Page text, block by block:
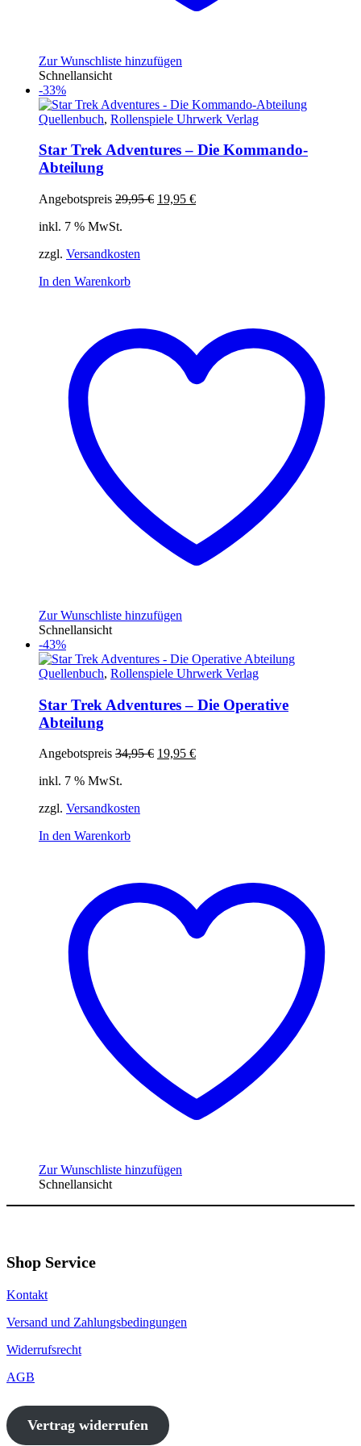
Zur Wunschliste hinzufügen
Schnellansicht
-33%
Quellenbuch, Rollenspiele Uhrwerk Verlag
Star Trek Adventures – Die Kommando-
Abteilung
Angebotspreis 29,95€ Ursprünglicher
19,95 €Aktueller
inkl. 7 % MwSt.
zzgl. Versandkosten
In den Warenkorb
Zur Wunschliste hinzufügen
Schnellansicht
-43%
Quellenbuch, Rollenspiele Uhrwerk Verlag
Star Trek Adventures – Die Operative
Abteilung
Angebotspreis 34,95€ Ursprünglicher
19,95 €Aktueller
inkl. 7 % MwSt.
zzgl. Versandkosten
In den Warenkorb
Zur Wunschliste hinzufügen
Schnellansicht
Shop Service
Kontakt
Versand und Zahlungsbedingungen
Widerrufsrecht
AGB
Vertrag widerrufen